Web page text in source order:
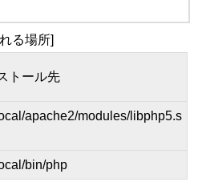
る場所]
トール先
apache2/modules/libphp5.s
bin/php